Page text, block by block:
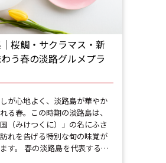
桜鯛・サクラマス・新
う春の淡路グルメプラ
が心地よく、淡路島が華やか
る春。この時期の淡路島は、
（みけつくに）」の名にふさ
れを告げる特別な旬の味覚が
す。 春の淡路島を代表する…